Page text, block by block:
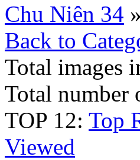
Chu Niên 34
Back to
Total images
Total number
TOP 12: Top
Viewed